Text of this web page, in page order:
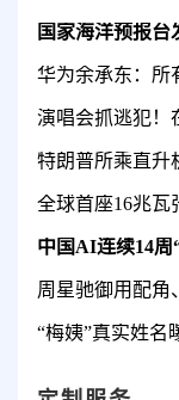
国家海洋预报台
华为余承东：所
演唱会抓逃犯！
全球首座16兆瓦
中国AI连续14周
周星驰御用配角
“梅姨”真实姓名